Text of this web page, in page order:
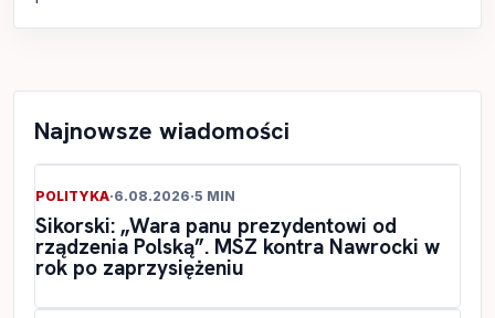
Najnowsze wiadomości
POLITYKA·6.08.2026·5 MIN
Sikorski: „Wara panu prezydentowi od
rządzenia Polską”. MSZ kontra Nawrocki w
rok po zaprzysiężeniu